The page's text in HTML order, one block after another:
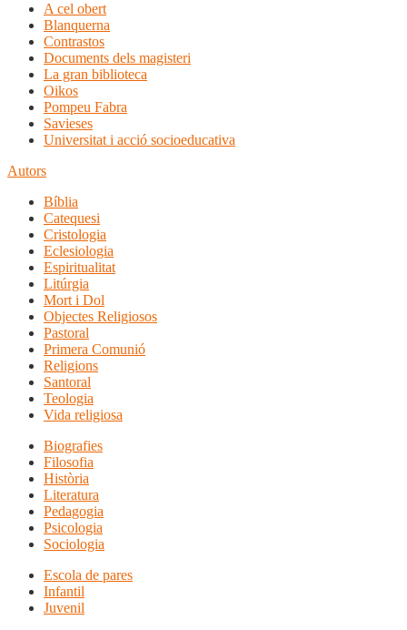
A cel obert
Blanquerna
Contrastos
Documents dels magisteri
La gran biblioteca
Oikos
Pompeu Fabra
Savieses
Universitat i acció socioeducativa
Autors
Bíblia
Catequesi
Cristologia
Eclesiologia
Espiritualitat
Litúrgia
Mort i Dol
Objectes Religiosos
Pastoral
Primera Comunió
Religions
Santoral
Teologia
Vida religiosa
Biografies
Filosofia
Història
Literatura
Pedagogia
Psicologia
Sociologia
Escola de pares
Infantil
Juvenil